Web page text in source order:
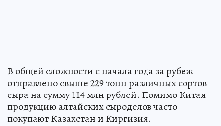
В общей сложности с начала года за рубеж
отправлено свыше 229 тонн различных сортов
сыра на сумму 114 млн рублей. Помимо Китая
продукцию алтайских сыроделов часто
покупают Казахстан и Киргизия.